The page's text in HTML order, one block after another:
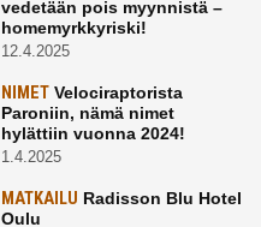
vedetään pois myynnistä –
homemyrkkyriski!
12.4.2025
NIMETVelociraptorista
Paroniin, nämä nimet
hylättiin vuonna 2024!
1.4.2025
MATKAILU Radisson Blu Hotel
Oulu